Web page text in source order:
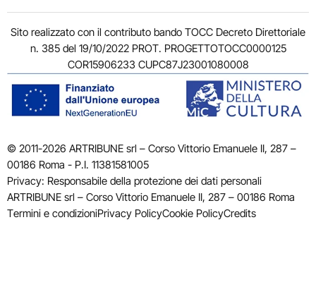
Sito realizzato con il contributo bando TOCC Decreto Direttoriale
n. 385 del 19/10/2022 PROT. PROGETTOTOCC0000125
COR15906233 CUPC87J23001080008
© 2011-2026 ARTRIBUNE srl – Corso Vittorio Emanuele II, 287 –
00186 Roma - P.I. 11381581005
Privacy: Responsabile della protezione dei dati personali
ARTRIBUNE srl – Corso Vittorio Emanuele II, 287 – 00186 Roma
Termini e condizioniPrivacy PolicyCookie PolicyCredits